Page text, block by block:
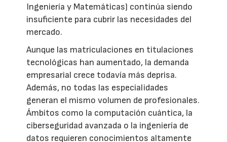
Ingeniería y Matemáticas) continúa siendo
insuficiente para cubrir las necesidades del
mercado.
Aunque las matriculaciones en titulaciones
tecnológicas han aumentado, la demanda
empresarial crece todavía más deprisa.
Además, no todas las especialidades
generan el mismo volumen de profesionales.
Ámbitos como la computación cuántica, la
ciberseguridad avanzada o la ingeniería de
datos requieren conocimientos altamente